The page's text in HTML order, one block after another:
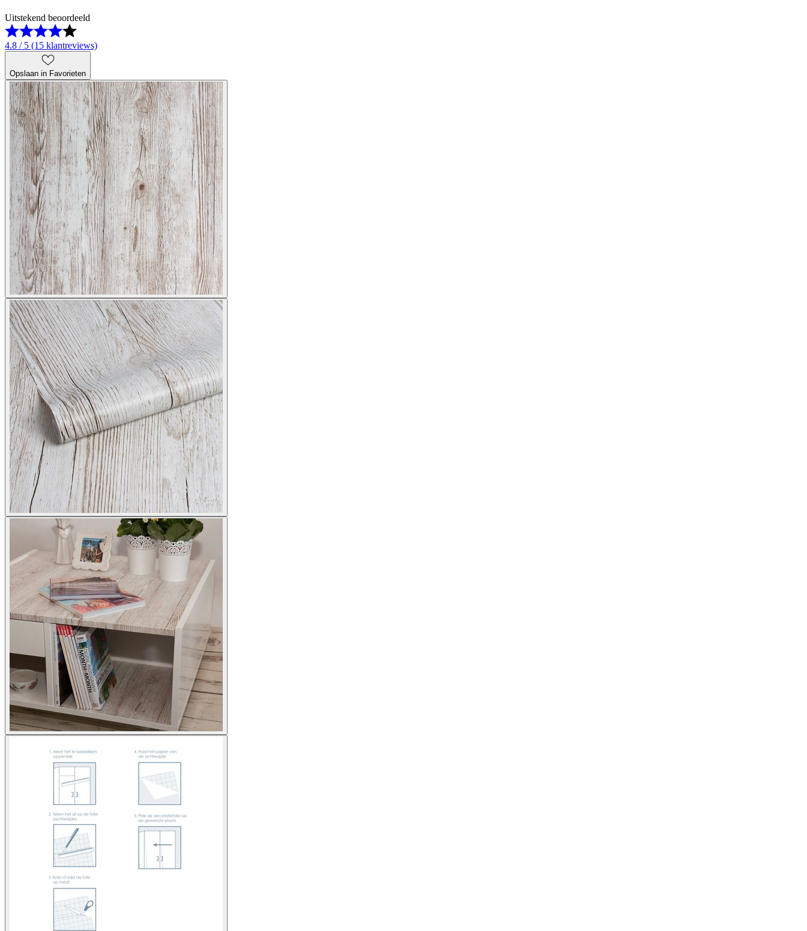
Uitstekend beoordeeld
4.8 / 5 (15 klantreviews)
Opslaan in Favorieten